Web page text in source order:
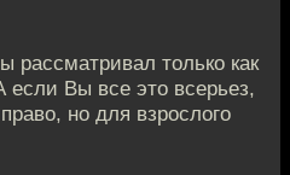
только как
Вы все это всерьез,
но для взрослого